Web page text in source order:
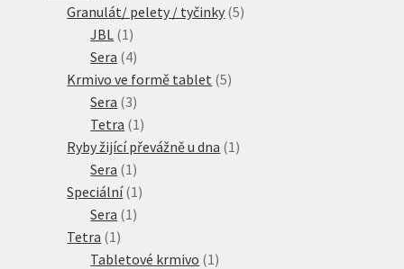
produktů
Granulát/ pelety / tyčinky 55
JBL 1 1
produkt
Sera 44
produkty
Krmivo ve formě tablet 55
Sera 33
produkty
Tetra 1 1
produkt
Ryby žijící převážně u dna 1 1
Sera 1 1
produkt
Speciální 1 1
Sera 1 1
Tetra 1 1
produkt
Tabletové krmivo 1 1